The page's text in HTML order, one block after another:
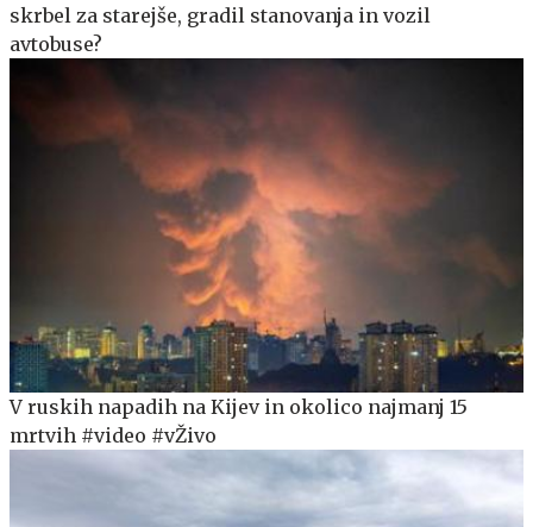
skrbel za starejše, gradil stanovanja in vozil
avtobuse?
V ruskih napadih na Kijev in okolico najmanj 15
mrtvih #video #vŽivo